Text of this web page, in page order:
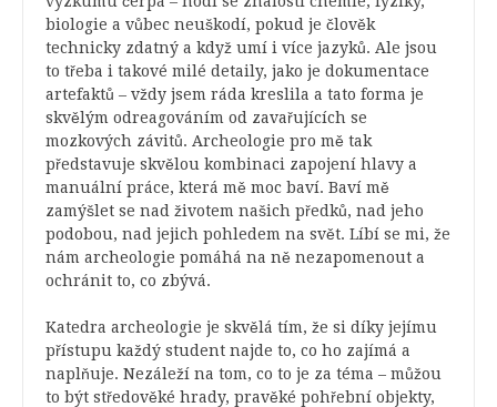
biologie a vůbec neuškodí, pokud je člověk
technicky zdatný a když umí i více jazyků. Ale jsou
to třeba i takové milé detaily, jako je dokumentace
artefaktů – vždy jsem ráda kreslila a tato forma je
skvělým odreagováním od zavařujících se
mozkových závitů. Archeologie pro mě tak
představuje skvělou kombinaci zapojení hlavy a
manuální práce, která mě moc baví. Baví mě
zamýšlet se nad životem našich předků, nad jeho
podobou, nad jejich pohledem na svět. Líbí se mi, že
nám archeologie pomáhá na ně nezapomenout a
ochránit to, co zbývá.
Katedra archeologie je skvělá tím, že si díky jejímu
přístupu každý student najde to, co ho zajímá a
naplňuje. Nezáleží na tom, co to je za téma – můžou
to být středověké hrady, pravěké pohřební objekty,